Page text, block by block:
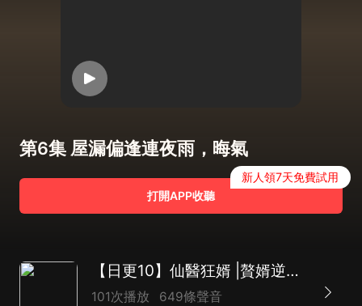
第6集 屋漏偏逢連夜雨，晦氣
打開APP收聽
新人領7天免費試用
【日更10】仙醫狂婿 |贅婿逆襲打臉 |都市無敵爽文 |AI多播
101次播放 649條聲音